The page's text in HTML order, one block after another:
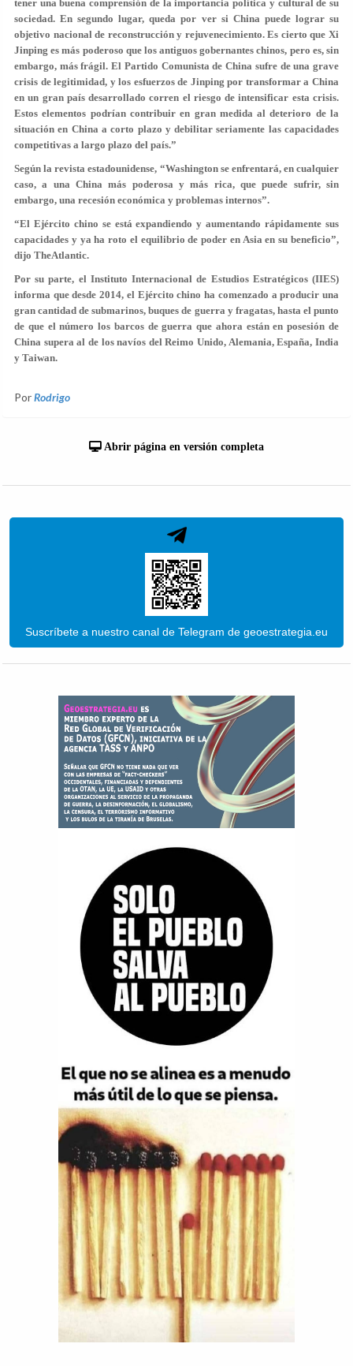
tener una buena comprensión de la importancia política y cultural de su
sociedad. En segundo lugar, queda por ver si China puede lograr su
objetivo nacional de reconstrucción y rejuvenecimiento. Es cierto que Xi
Jinping es más poderoso que los antiguos gobernantes chinos, pero es, sin
embargo, más frágil. El Partido Comunista de China sufre de una grave
crisis de legitimidad, y los esfuerzos de Jinping por transformar a China
en un gran país desarrollado corren el riesgo de intensificar esta crisis.
Estos elementos podrían contribuir en gran medida al deterioro de la
situación en China a corto plazo y debilitar seriamente las capacidades
competitivas a largo plazo del país.”
Según la revista estadounidense, “Washington se enfrentará, en cualquier
caso, a una China más poderosa y más rica, que puede sufrir, sin
embargo, una recesión económica y problemas internos”.
“El Ejército chino se está expandiendo y aumentando rápidamente sus
capacidades y ya ha roto el equilibrio de poder en Asia en su beneficio”,
dijo TheAtlantic.
Por su parte, el Instituto Internacional de Estudios Estratégicos (IIES)
informa que desde 2014, el Ejército chino ha comenzado a producir una
gran cantidad de submarinos, buques de guerra y fragatas, hasta el punto
de que el número los barcos de guerra que ahora están en posesión de
China supera al de los navíos del Reimo Unido, Alemania, España, India
y Taiwan.
PorRodrigo
Abrir página en versión completa
Suscríbete a nuestro canal de Telegram de geoestrategia.eu